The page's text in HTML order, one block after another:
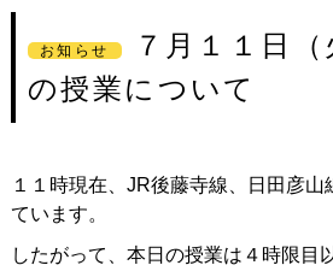
お知らせ
７月１１日
の授業について
１１時現在、JR後藤寺線、日田彦山
ています。
したがって、本日の授業は４時限目